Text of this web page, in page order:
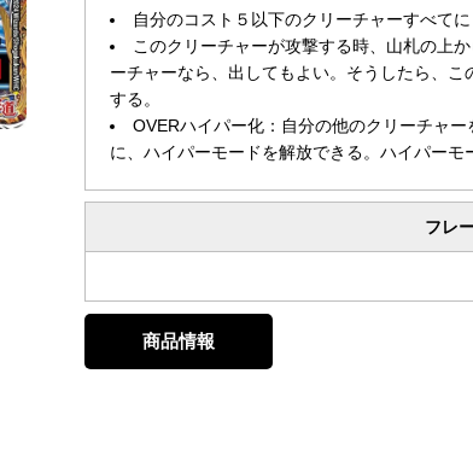
自分のコスト５以下のクリーチャーすべて
このクリーチャーが攻撃する時、山札の上
ーチャーなら、出してもよい。そうしたら、
する。
OVERハイパー化：自分の他のクリーチャ
に、ハイパーモードを解放できる。ハイパーモ
フレ
商品情報